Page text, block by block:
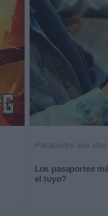
Pasaportes que
Los pasaportes
el tuyo?